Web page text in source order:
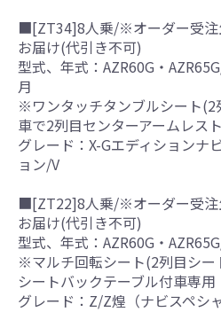
■[ZT34]8人乗/※オーダー受注
お届け(代引き不可)
型式、年式：AZR60G・
月
※ワンタッチタンブルシート(2
車で2列目センターアームレス
グレード：X-Gエディションナ
ョン/V
■[ZT22]8人乗/※オーダー受注
お届け(代引き不可)
型式、年式：AZR60G・
※マルチ回転シート(2列目シー
シートバックテーブル付車専用
グレード：Z/Z煌（ナビスペシャ